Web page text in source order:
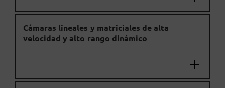
Cámaras lineales y matriciales de alta
velocidad y alto rango dinámico